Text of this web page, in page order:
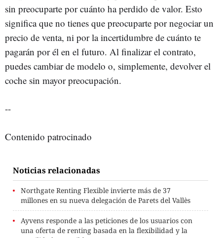
sin preocuparte por cuánto ha perdido de valor. Esto
significa que no tienes que preocuparte por negociar un
precio de venta, ni por la incertidumbre de cuánto te
pagarán por él en el futuro. Al finalizar el contrato,
puedes cambiar de modelo o, simplemente, devolver el
coche sin mayor preocupación.
--
Contenido patrocinado
Noticias relacionadas
Northgate Renting Flexible invierte más de 37
millones en su nueva delegación de Parets del Vallès
Ayvens responde a las peticiones de los usuarios con
una oferta de renting basada en la flexibilidad y la